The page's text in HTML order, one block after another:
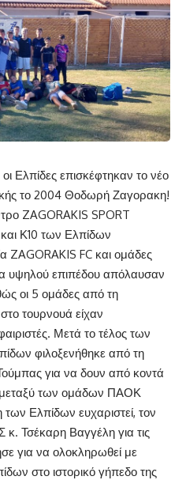
Ελπίδες επισκέφτηκαν το νέο
το 2004 Θοδωρή Ζαγορακη!
ZAGORAKIS SPORT
Κ10 των Ελπίδων
ZAGORAKIS FC και ομάδες
υψηλού επιπέδου απόλαυσαν
οι 5 ομάδες από τη
τουρνουά είχαν
Μετά το τέλος των
φιλοξενήθηκε από τη
για να δουν από κοντά
των ομάδων ΠΑΟΚ
Ελπίδων ευχαριστεί, τον
Τσέκαρη Βαγγέλη για τις
για να ολοκληρωθεί με
στο ιστορικό γήπεδο της